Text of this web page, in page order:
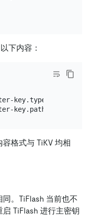
下内容：
key.type: "file"
容格式与 TiKV 均相
。TiFlash 当前也不
TiFlash 进行主密钥